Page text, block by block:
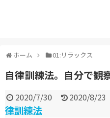
ホーム 01:リラックス
自律訓練法。自分で観
2020/7/30 2020/8/23
律訓練法